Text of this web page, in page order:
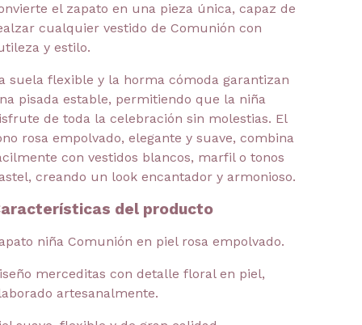
el zapato en una pieza única, capaz de
cualquier vestido de Comunión con
y estilo.
suela flexible y la horma cómoda garantizan
pisada estable, permitiendo que la niña
de toda la celebración sin molestias. El
rosa empolvado, elegante y suave, combina
con vestidos blancos, marfil o tonos
creando un look encantador y armonioso.
del producto
niña Comunión en piel rosa empolvado.
merceditas con detalle floral en piel,
artesanalmente.